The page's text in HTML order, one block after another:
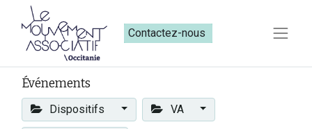
Contactez-nous​​
Événements
Dispositifs VA